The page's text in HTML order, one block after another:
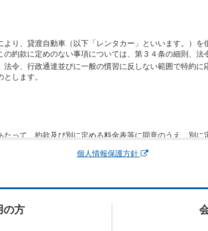
より、貸渡自動車（以下「レンタカー」といいます。）
約款に定めのない事項については、第３４条の細則、法
法令、行政通達並びに一般の慣習に反しない範囲で特約に
します。
って、約款及び別に定める料金表等に同意のうえ、別
。なお、当社は、電話連絡並びに電子メールによる予約に
合を除き、別に定める予約申込金を支払うものとします
変更しようとするときは、あらかじめ当社の承諾を受けな
個人情報保護方針
の方